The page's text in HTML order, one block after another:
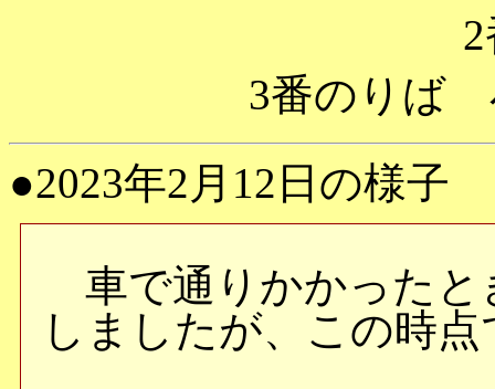
2番
3番のりば 小
●2023年2月12日の様子
車で通りかかったと
しましたが、この時